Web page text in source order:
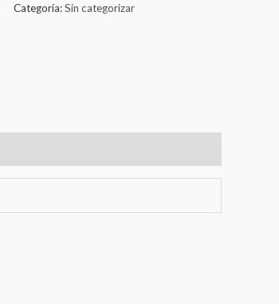
Categoría:Sin categorizar